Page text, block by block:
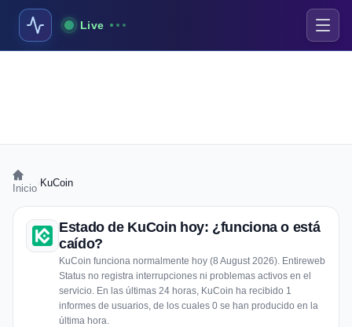
Live
Inicio KuCoin
Estado de KuCoin hoy: ¿funciona o está
caído?
KuCoin funciona normalmente hoy (8 August 2026). Entireweb
Status no registra interrupciones ni problemas activos en el
servicio. En las últimas 24 horas, KuCoin ha recibido 1
informes de usuarios, de los cuales 0 se han producido en la
última hora.